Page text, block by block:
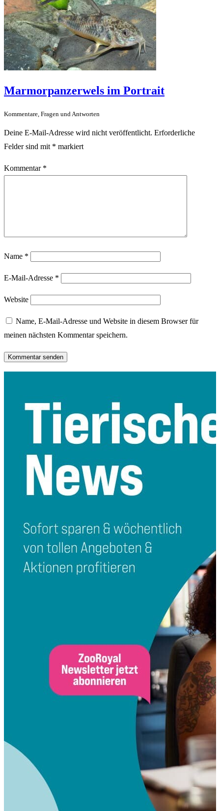
Marmorpanzerwels im Portrait
Kommentare, Fragen und Antworten
Deine E-Mail-Adresse wird nicht veröffentlicht. Erforderliche
Felder sind mit * markiert
Kommentar *
Name *
E-Mail-Adresse *
Website
Name, E-Mail-Adresse und Website in diesem Browser für
meinen nächsten Kommentar speichern.